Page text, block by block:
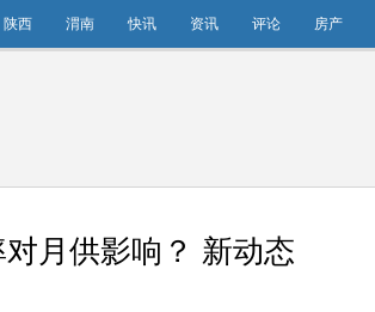
陕西 渭南 快讯 资讯 评论 房产
月供影响？ 新动态